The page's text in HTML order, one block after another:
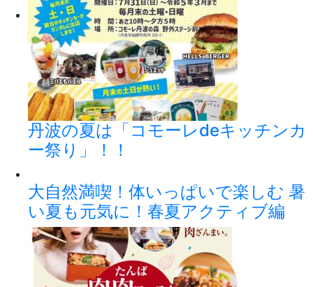
丹波の夏は「コモーレdeキッチンカ
ー祭り」！！
大自然満喫！体いっぱいで楽しむ 暑
い夏も元気に！春夏アクティブ編